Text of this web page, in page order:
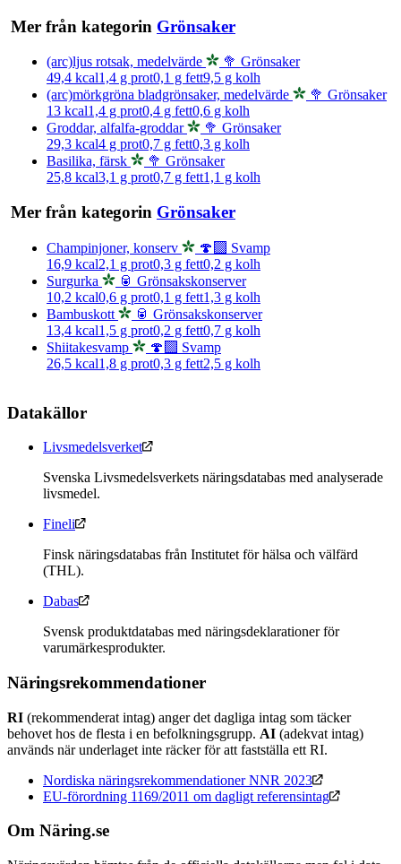
Mer från kategorin Grönsaker
(arc)ljus rotsak, medelvärde
🥦 Grönsaker
49,4 kcal1,4 g prot0,1 g fett9,5 g kolh
(arc)mörkgröna bladgrönsaker, medelvärde
🥦 Grönsaker
13 kcal1,4 g prot0,4 g fett0,6 g kolh
Groddar, alfalfa-groddar
🥦 Grönsaker
29,3 kcal4 g prot0,7 g fett0,3 g kolh
Basilika, färsk
🥦 Grönsaker
25,8 kcal3,1 g prot0,7 g fett1,1 g kolh
Mer från kategorin Grönsaker
Champinjoner, konserv
🍄‍🟫 Svamp
16,9 kcal2,1 g prot0,3 g fett0,2 g kolh
Surgurka
🥫 Grönsakskonserver
10,2 kcal0,6 g prot0,1 g fett1,3 g kolh
Bambuskott
🥫 Grönsakskonserver
13,4 kcal1,5 g prot0,2 g fett0,7 g kolh
Shiitakesvamp
🍄‍🟫 Svamp
26,5 kcal1,8 g prot0,3 g fett2,5 g kolh
Datakällor
Livsmedelsverket
Svenska Livsmedelsverkets näringsdatabas med analyserade
livsmedel.
Fineli
Finsk näringsdatabas från Institutet för hälsa och välfärd
(THL).
Dabas
Svensk produktdatabas med näringsdeklarationer för
varumärkesprodukter.
Näringsrekommendationer
RI (rekommenderat intag) anger det dagliga intag som täcker
behovet hos de flesta i en befolkningsgrupp. AI (adekvat intag)
används när underlaget inte räcker för att fastställa ett RI.
Nordiska näringsrekommendationer NNR 2023
EU-förordning 1169/2011 om dagligt referensintag
Om Näring.se